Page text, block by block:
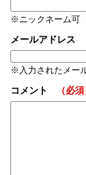
ニックネーム可
メールアドレス
入力されたメー
コメント （必須